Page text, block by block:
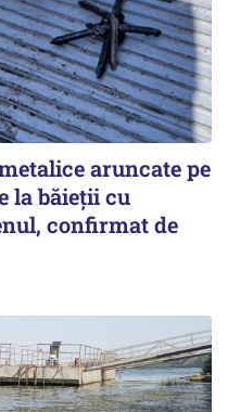
aruncate pe
la băieții cu
confirmat de